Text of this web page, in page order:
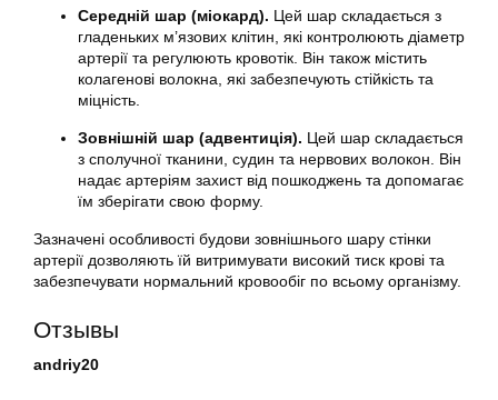
Середній шар (міокард). Цей шар складається з
гладеньких м’язових клітин, які контролюють діаметр
артерії та регулюють кровотік. Він також містить
колагенові волокна, які забезпечують стійкість та
міцність.
Зовнішній шар (адвентиція). Цей шар складається
з сполучної тканини, судин та нервових волокон. Він
надає артеріям захист від пошкоджень та допомагає
їм зберігати свою форму.
Зазначені особливості будови зовнішнього шару стінки
артерії дозволяють їй витримувати високий тиск крові та
забезпечувати нормальний кровообіг по всьому організму.
Отзывы
andriy20